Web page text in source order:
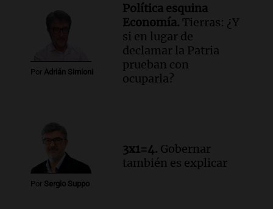
Por Adrián Simioni
Política esquina
Economía. Tierras: ¿Y
si en lugar de
declamar la Patria
prueban con
ocuparla?
Por Sergio Suppo
3x1=4. Gobernar
también es explicar